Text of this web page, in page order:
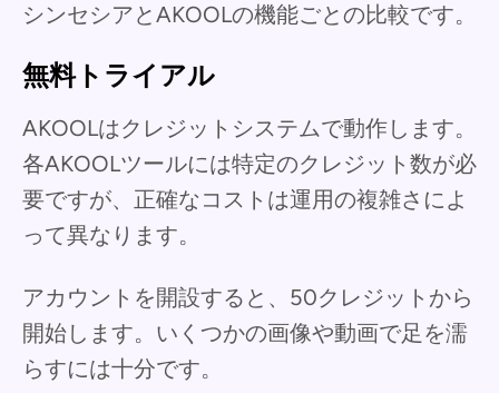
シンセシアとAKOOLの機能ごとの比較です。
無料トライアル
AKOOLはクレジットシステムで動作します。
各AKOOLツールには特定のクレジット数が必
要ですが、正確なコストは運用の複雑さによ
って異なります。
アカウントを開設すると、50クレジットから
開始します。いくつかの画像や動画で足を濡
らすには十分です。